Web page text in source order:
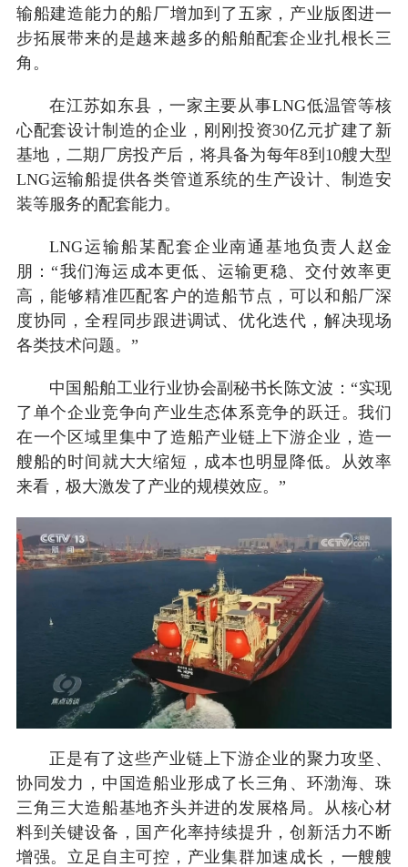
输船建造能力的船厂增加到了五家，产业版图进一
步拓展带来的是越来越多的船舶配套企业扎根长三
角。
在江苏如东县，一家主要从事LNG低温管等核
心配套设计制造的企业，刚刚投资30亿元扩建了新
基地，二期厂房投产后，将具备为每年8到10艘大型
LNG运输船提供各类管道系统的生产设计、制造安
装等服务的配套能力。
LNG运输船某配套企业南通基地负责人赵金
朋：“我们海运成本更低、运输更稳、交付效率更
高，能够精准匹配客户的造船节点，可以和船厂深
度协同，全程同步跟进调试、优化迭代，解决现场
各类技术问题。”
中国船舶工业行业协会副秘书长陈文波：“实现
了单个企业竞争向产业生态体系竞争的跃迁。我们
在一个区域里集中了造船产业链上下游企业，造一
艘船的时间就大大缩短，成本也明显降低。从效率
来看，极大激发了产业的规模效应。”
正是有了这些产业链上下游企业的聚力攻坚、
协同发力，中国造船业形成了长三角、环渤海、珠
三角三大造船基地齐头并进的发展格局。从核心材
料到关键设备，国产化率持续提升，创新活力不断
增强。立足自主可控，产业集群加速成长，一艘艘